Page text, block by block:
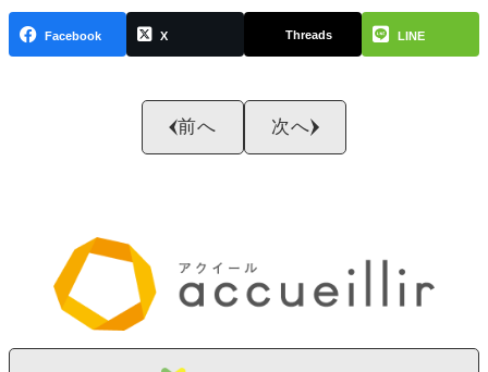
Facebook X Threads LINE
前へ 次へ